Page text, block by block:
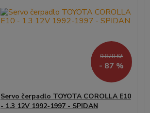
9 828 Kč
- 87 %
Servo čerpadlo TOYOTA COROLLA E10
- 1.3 12V 1992-1997 - SPIDAN